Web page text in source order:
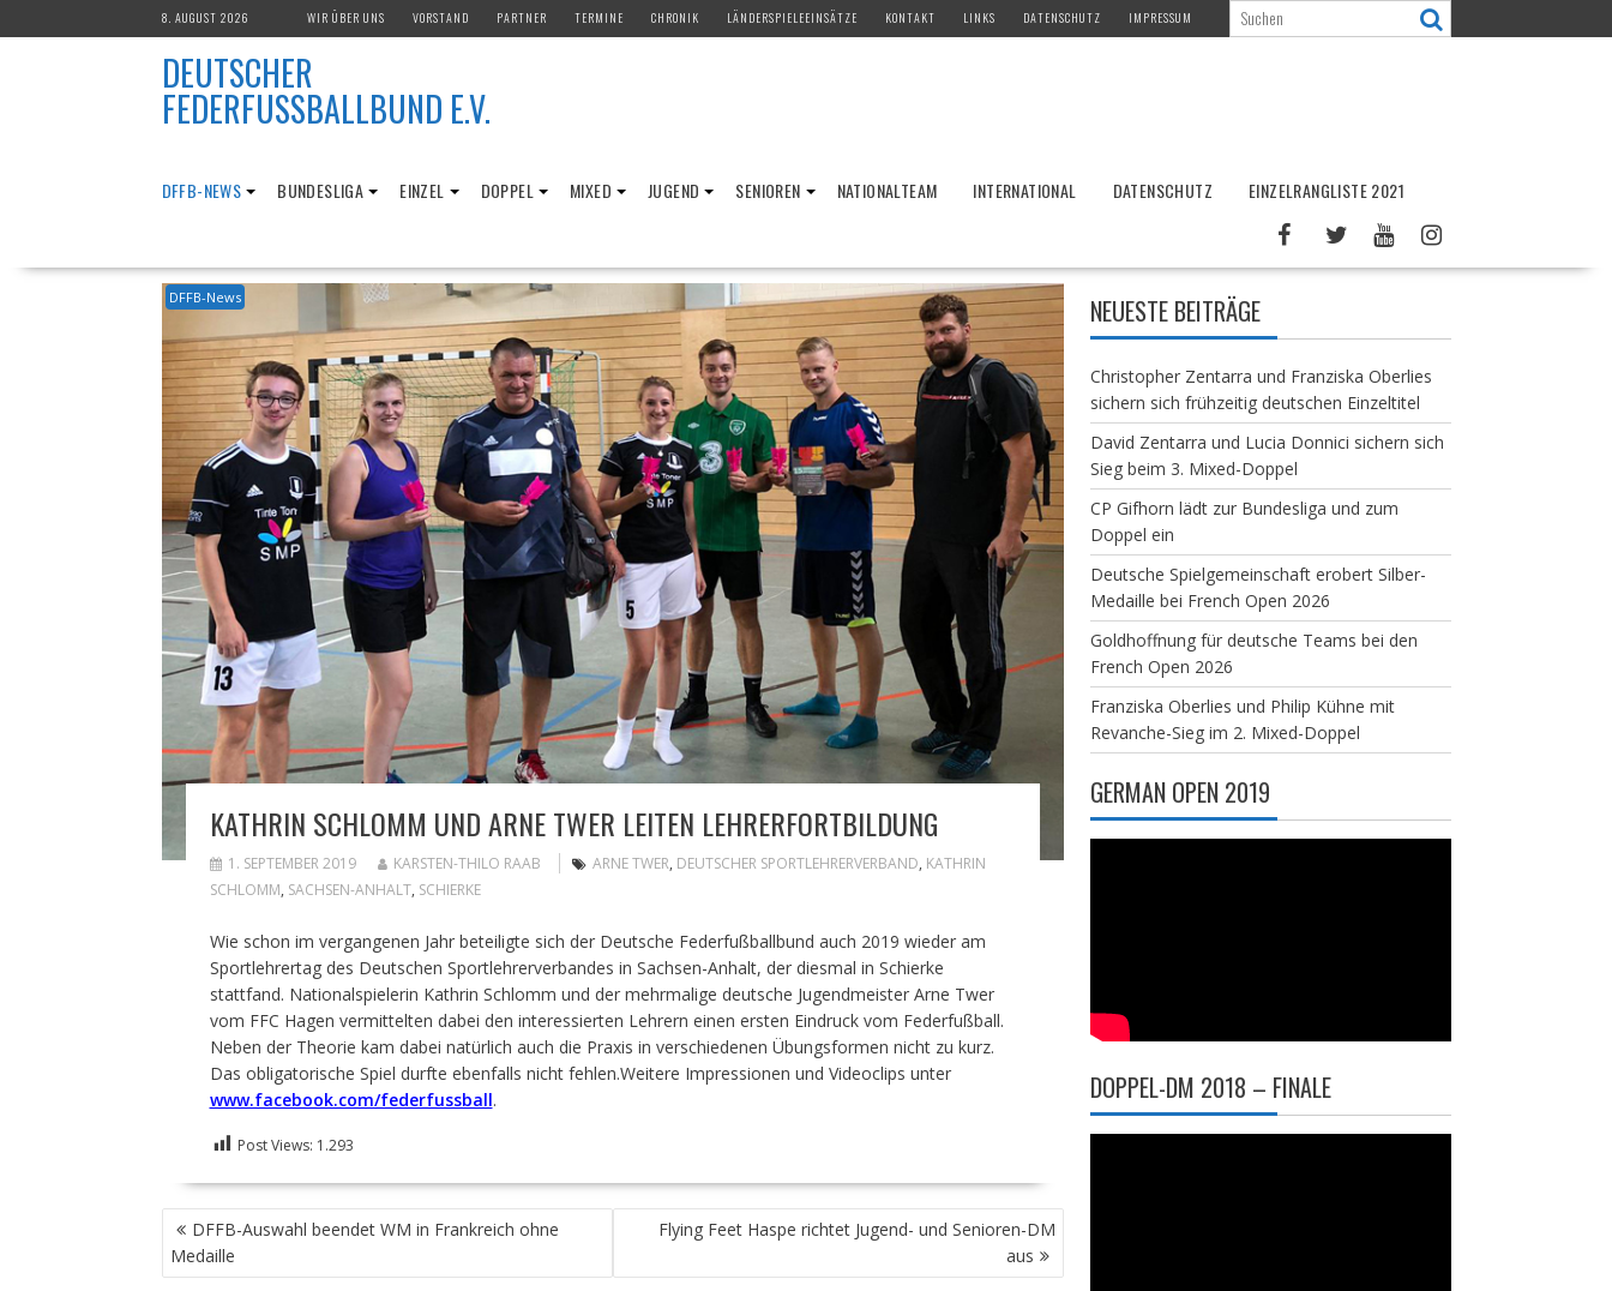
to
8. AUGUST 2026 WIR ÜBER UNS VORSTAND PARTNER TERMINE CHRONIK LÄNDERSPIELEEINSÄTZE KONTAKT LINKS DATENSCHUTZ IMPRESSUM
DEUTSCHER
FEDERFUSSBALLBUND E.V.
DFFB-NEWS BUNDESLIGA EINZEL DOPPEL MIXED JUGEND SENIOREN NATIONALTEAM INTERNATIONAL DATENSCHUTZ EINZELRANGLISTE 2021
DFFB-News
KATHRIN SCHLOMM UND ARNE TWER LEITEN LEHRERFORTBILDUNG
1. SEPTEMBER 2019 KARSTEN-THILO RAAB ARNE TWER, DEUTSCHER SPORTLEHRERVERBAND, KATHRIN
SCHLOMM, SACHSEN-ANHALT, SCHIERKE
Wie schon im vergangenen Jahr beteiligte sich der Deutsche Federfußballbund auch 2019 wieder am
Sportlehrertag des Deutschen Sportlehrerverbandes in Sachsen-Anhalt, der diesmal in Schierke
stattfand. Nationalspielerin Kathrin Schlomm und der mehrmalige deutsche Jugendmeister Arne Twer
vom FFC Hagen vermittelten dabei den interessierten Lehrern einen ersten Eindruck vom Federfußball.
Neben der Theorie kam dabei natürlich auch die Praxis in verschiedenen Übungsformen nicht zu kurz.
Das obligatorische Spiel durfte ebenfalls nicht fehlen.Weitere Impressionen und Videoclips unter
www.facebook.com/federfussball.
Post Views: 1.293
BEITRAGSNAVIGATION
DFFB-Auswahl beendet WM in Frankreich ohne
Medaille
Flying Feet Haspe richtet Jugend- und Senioren-DM
aus
NEUESTE BEITRÄGE
Christopher Zentarra und Franziska Oberlies
sichern sich frühzeitig deutschen Einzeltitel
David Zentarra und Lucia Donnici sichern sich
Sieg beim 3. Mixed-Doppel
CP Gifhorn lädt zur Bundesliga und zum
Doppel ein
Deutsche Spielgemeinschaft erobert Silber-
Medaille bei French Open 2026
Goldhoffnung für deutsche Teams bei den
French Open 2026
Franziska Oberlies und Philip Kühne mit
Revanche-Sieg im 2. Mixed-Doppel
GERMAN OPEN 2019
DOPPEL-DM 2018 – FINALE